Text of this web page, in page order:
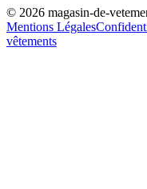
© 2026 magasin-de-
Mentions Légales
vêtements